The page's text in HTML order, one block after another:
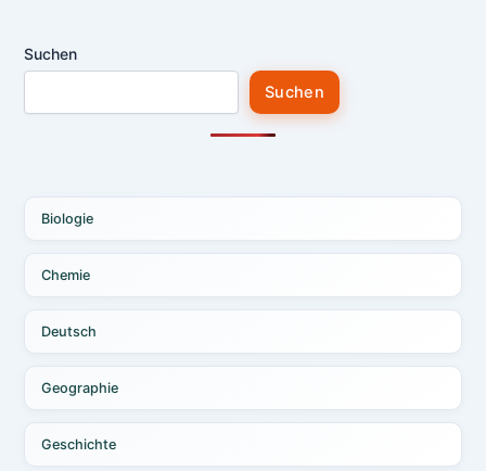
Suchen
Suchen
Biologie
Chemie
Deutsch
Geographie
Geschichte